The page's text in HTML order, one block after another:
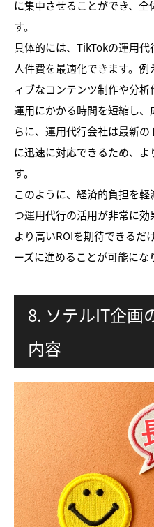
に集中させることができ、
す。
具体的には、TikTokの運用
人件費を最適化できます。
ィブなコンテンツ制作や分析
運用にかかる時間を短縮し
らに、運用代行会社は最新
に迅速に対応できるため、
す。
このように、経済的負担を
つ運用代行の活用が非常に効
より高いROIを期待できるだ
ーズに進めることが可能にな
8. ソテルIT企画
内容